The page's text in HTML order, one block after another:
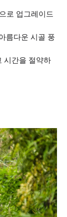
로 업그레이드
름다운 시골 풍
시간을 절약하